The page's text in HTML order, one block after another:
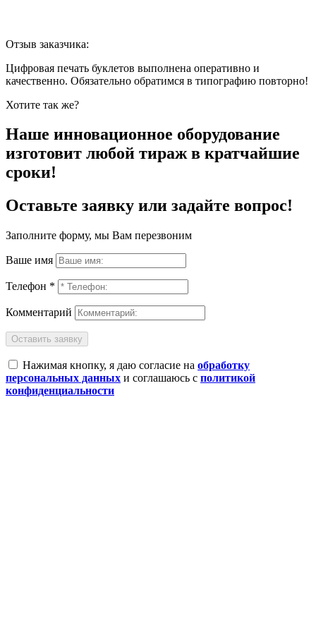
Отзыв заказчика:
Цифровая печать буклетов выполнена оперативно и
качественно. Обязательно обратимся в типографию повторно!
Хотите так же?
Наше инновационное оборудование
изготовит любой тираж в кратчайшие
сроки!
Оставьте заявку или задайте вопрос!
Заполните форму, мы Вам перезвоним
Ваше имя
Телефон *
Комментарий
Оставить заявку
Нажимая кнопку, я даю согласие на обработку
персональных данных и соглашаюсь с политикой
конфиденциальности